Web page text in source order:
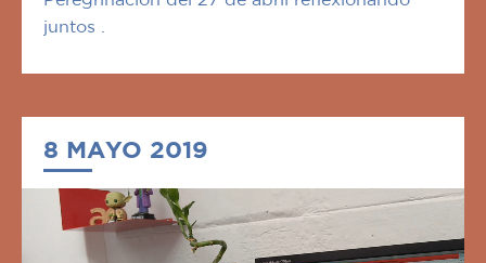
juntos .
8 MAYO 2019